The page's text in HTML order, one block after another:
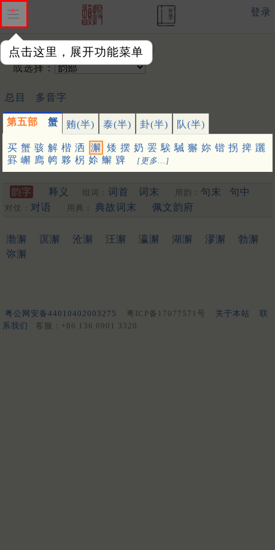
点击这里，展开功能菜单
登录
输入韵字：
或选择：
总目 多音字
第五部 蟹 贿(半) 泰(半) 卦(半) 队(半)
买 蟹 骇 解 楷 洒 澥 矮 摆 奶 罢 騃 駴 獬 妳 锴 拐 捭 躧
罫 嶰 廌 㡁 夥 柺 㚷 䲒 㗗 [更多…]
韵字 释义 组词： 词首 词末 用韵： 句末 句中
对仗： 对语 用典： 典故词末 佩文韵府
渤澥 溟澥 沧澥 汪澥 瀛澥 湖澥 漻澥
勃澥
弥澥
粤公网安备44010402003275 粤ICP备17077571号 关于本站
联
系我们
客服：+86 136 0901 3320